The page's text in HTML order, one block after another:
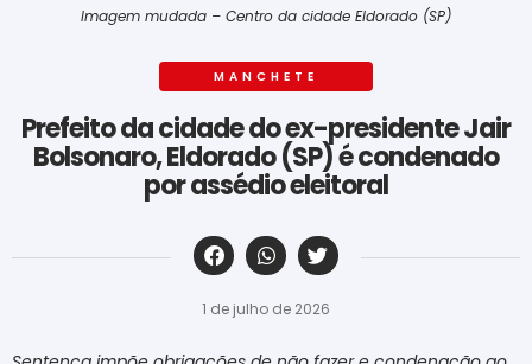
Imagem mudada – Centro da cidade Eldorado (SP)
MANCHETE
Prefeito da cidade do ex-presidente Jair
Bolsonaro, Eldorado (SP) é condenado
por assédio eleitoral
‎ ‎ ‎ ‎ ‎ ‎ ‎ ‎ ‎ ‎ ‎ ‎ ‎ ‎ ‎ ‎ ‎ ‎ ‎ ‎ ‎ ‎ ‎ ‎ ‎ ‎ ‎ ‎ ‎ ‎ ‎
1 de julho de 2026